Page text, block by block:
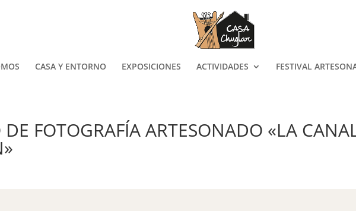
CASA Y ENTORNO EXPOSICIONES ACTIVIDADES FESTIVAL
FOTOGRAFÍA ARTESONADO «LA